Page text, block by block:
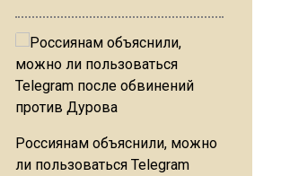
Россиянам объяснили, можно
ли пользоваться Telegram